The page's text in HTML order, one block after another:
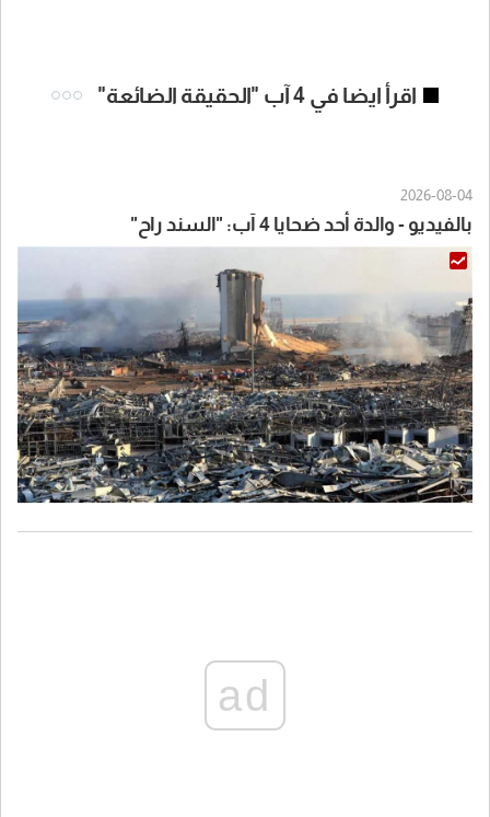
اقرأ ايضا في 4 آب "الحقيقة الضائعة"
2026-08-04
بالفيديو - والدة أحد ضحايا 4 آب: "السند راح"
ad